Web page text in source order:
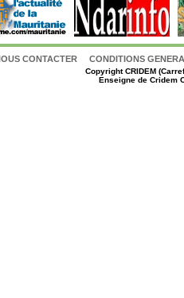
CONTACTER CONDITIONS
CopyrightCRIDEM
Enseigne de Cridem